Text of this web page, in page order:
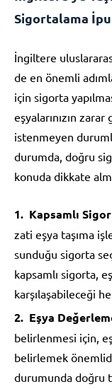
Sigortalama
İngiltere
de en önemli
için sigorta
eşyalarınızın
istenmeyen
durumda, doğru
konuda dikkate
Kapsamlı
zati eşya taşıma
sunduğu sigorta
kapsamlı sigorta,
karşılaşabileceği
Eşya
belirlenmesi için,
belirlemek
durumunda doğru